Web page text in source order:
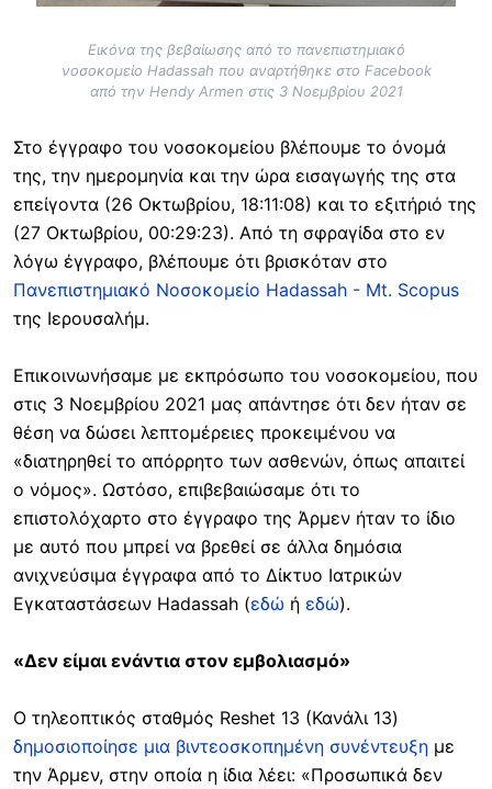
Εικόνα της βεβαίωσης από το πανεπιστημιακό
νοσοκομείο Hadassah που αναρτήθηκε στο Facebook
από την Hendy Armen στις 3 Νοεμβρίου 2021
Στο έγγραφο του νοσοκομείου βλέπουμε το όνομά
της, την ημερομηνία και την ώρα εισαγωγής της στα
επείγοντα (26 Οκτωβρίου, 18:11:08) και το εξιτήριό της
(27 Οκτωβρίου, 00:29:23). Από τη σφραγίδα στο εν
λόγω έγγραφο, βλέπουμε ότι βρισκόταν στο
Πανεπιστημιακό Νοσοκομείο Hadassah - Mt. Scopus
της Ιερουσαλήμ.
Επικοινωνήσαμε με εκπρόσωπο του νοσοκομείου, που
στις 3 Νοεμβρίου 2021 μας απάντησε ότι δεν ήταν σε
θέση να δώσει λεπτομέρειες προκειμένου να
«διατηρηθεί το απόρρητο των ασθενών, όπως απαιτεί
ο νόμος». Ωστόσο, επιβεβαιώσαμε ότι το
επιστολόχαρτο στο έγγραφο της Άρμεν ήταν το ίδιο
με αυτό που μπρεί να βρεθεί σε άλλα δημόσια
ανιχνεύσιμα έγγραφα από το Δίκτυο Ιατρικών
Εγκαταστάσεων Hadassah (εδώ ή εδώ).
«Δεν είμαι ενάντια στον εμβολιασμό»
Ο τηλεοπτικός σταθμός Reshet 13 (Κανάλι 13)
δημοσιοποίησε μια βιντεοσκοπημένη συνέντευξη με
την Άρμεν, στην οποία η ίδια λέει: «Προσωπικά δεν